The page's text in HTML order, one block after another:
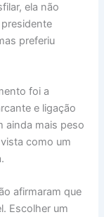
ela não
preferiu
foi a
e ligação
ainda mais peso
como um
afirmaram que
Escolher um